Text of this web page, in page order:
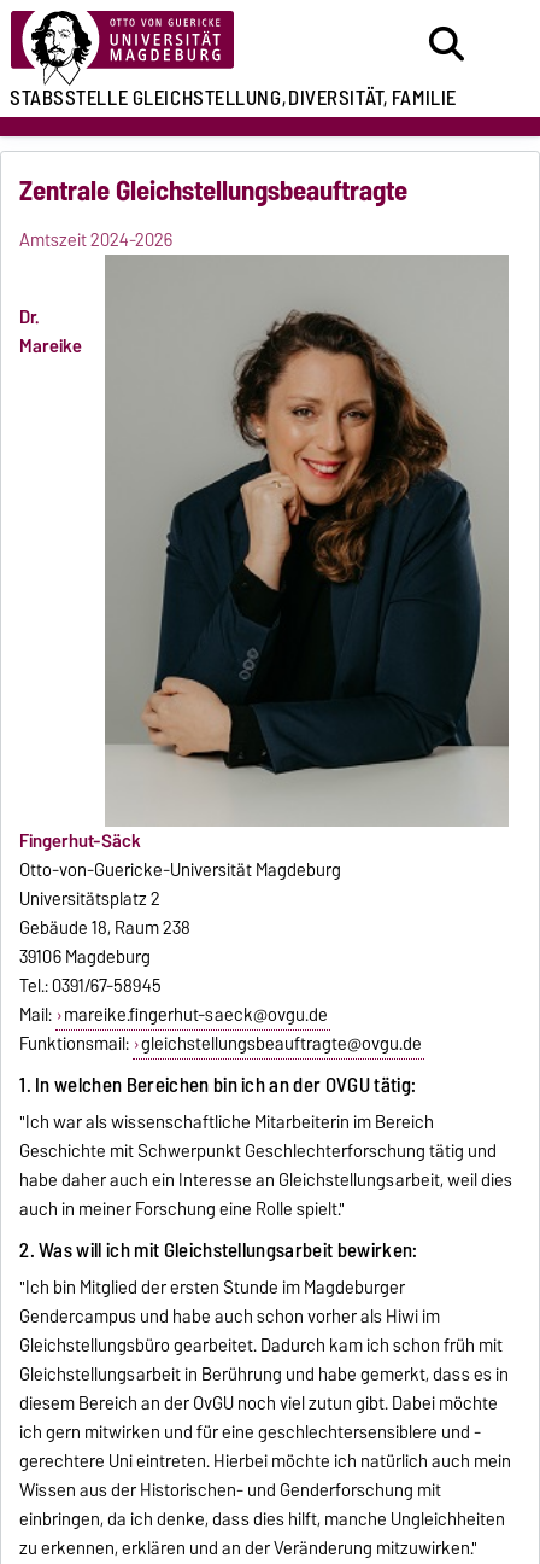
STABSSTELLEGLEICHSTELLUNG,DIVERSITÄT, FAMILIE
Zentrale Gleichstellungsbeauftragte
Amtszeit 2024-2026
Dr.
Mareike
Fingerhut-Säck
Otto-von-Guericke-Universität Magdeburg
Universitätsplatz 2
Gebäude 18, Raum 238
39106 Magdeburg
Tel.: 0391/67-58945
Mail: mareike.fingerhut-saeck@ovgu.de
Funktionsmail: gleichstellungsbeauftragte@ovgu.de
1. In welchen Bereichen bin ich an der OVGU tätig:
"Ich war als wissenschaftliche Mitarbeiterin im Bereich
Geschichte mit Schwerpunkt Geschlechterforschung tätig und
habe daher auch ein Interesse an Gleichstellungsarbeit, weil dies
auch in meiner Forschung eine Rolle spielt."
2. Was will ich mit Gleichstellungsarbeit bewirken:
"Ich bin Mitglied der ersten Stunde im Magdeburger
Gendercampus und habe auch schon vorher als Hiwi im
Gleichstellungsbüro gearbeitet. Dadurch kam ich schon früh mit
Gleichstellungsarbeit in Berührung und habe gemerkt, dass es in
diesem Bereich an der OvGU noch viel zutun gibt. Dabei möchte
ich gern mitwirken und für eine geschlechtersensiblere und -
gerechtere Uni eintreten. Hierbei möchte ich natürlich auch mein
Wissen aus der Historischen- und Genderforschung mit
einbringen, da ich denke, dass dies hilft, manche Ungleichheiten
zu erkennen, erklären und an der Veränderung mitzuwirken."